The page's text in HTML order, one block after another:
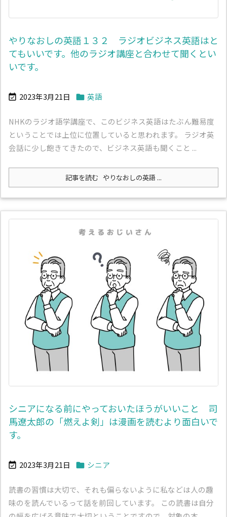
やりなおしの英語１３２ ラジオビジネス英語はと
てもいいです。他のラジオ講座と合わせて聞くとい
いです。
 2023年3月21日  英語
NHKのラジオ語学講座で、このビジネス英語はたぶん難易度
ということでは上位に位置していると思われます。 ラジオ英
会話に少し飽きてきたので、ビジネス英語も聞くこと ...
記事を読む やりなおしの英語 ...
シニアになる前にやっておいたほうがいいこと 司
馬遼太郎の「燃えよ剣」は漫画を読むより面白いで
す。
 2023年3月21日  シニア
読書の習慣は大切で、それも偏らないように私などは人の趣
味のを読んでいるって話を前回しています。 この読書は自分